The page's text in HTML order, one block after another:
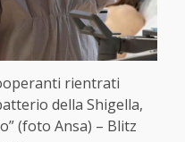
rientrati
della Shigella,
(foto Ansa) – Blitz